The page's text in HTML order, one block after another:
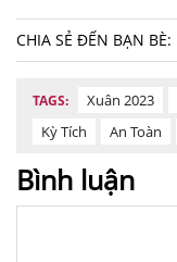
CHIA SẺ ĐẾN BẠN BÈ:
TAGS: Xuân 2023
Kỳ Tích
An Toàn
Bình luận